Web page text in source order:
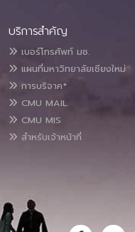
บริการสำคัญ
เบอร์โทรศัพท์ มช.
แผนที่มหาวิทยาลัยเชียงใหม่
การบริจาค*
CMU MAIL
CMU MIS
สำหรับเจ้าหน้าที่